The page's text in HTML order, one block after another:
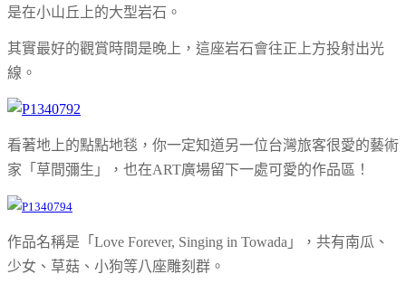
是在小山丘上的大型岩石。
其實最好的觀賞時間是晚上，這座岩石會往正上方投射出光
線。
看著地上的點點地毯，你一定知道另一位台灣旅客很愛的藝術
家「草間彌生」，也在ART廣場留下一處可愛的作品區！
作品名稱是「Love Forever, Singing in Towada」，共有南瓜、
少女、草菇、小狗等八座雕刻群。